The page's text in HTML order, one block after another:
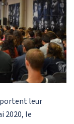
leur
2020, le